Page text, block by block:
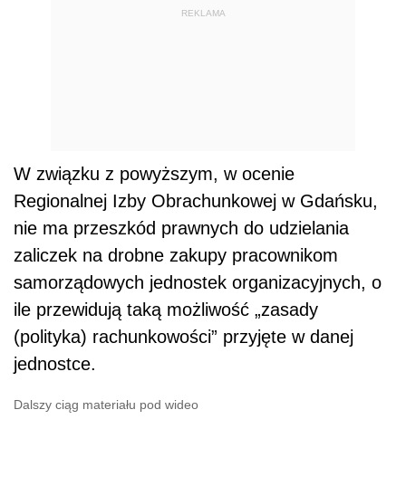
REKLAMA
W związku z powyższym, w ocenie
Regionalnej Izby Obrachunkowej w Gdańsku,
nie ma przeszkód prawnych do udzielania
zaliczek na drobne zakupy pracownikom
samorządowych jednostek organizacyjnych, o
ile przewidują taką możliwość „zasady
(polityka) rachunkowości” przyjęte w danej
jednostce.
Dalszy ciąg materiału pod wideo